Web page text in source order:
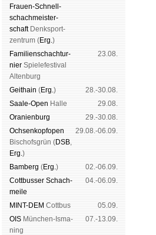
Frauen-Schnell­
schach­meis­ter­
schaftDenk­sport­
zen­trum (Erg.)
Familien­schach­tur­
nier Spiele­fes­ti­val
Al­ten­burg
23.08.
Geit­hain (Erg.)
28.-30.08.
Saale-Open Halle
29.08.
Oranien­burg
29.-30.08.
Och­sen­kopf­open
Bischofs­grün (DSB,
Erg.)
29.08.-06.09.
Bam­berg (Erg.)
02.-06.09.
Cott­busser Schach­
meile
04.-06.09.
MINT-DEM Cott­bus
05.09.
OIS Mün­chen-Is­ma­
ning
07.-13.09.